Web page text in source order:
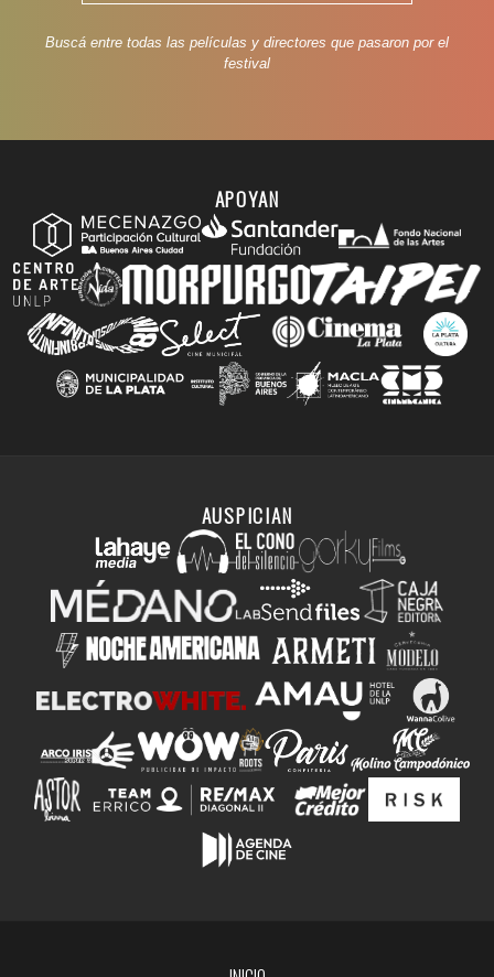
Buscá entre todas las películas y directores que pasaron por el
festival
APOYAN
AUSPICIAN